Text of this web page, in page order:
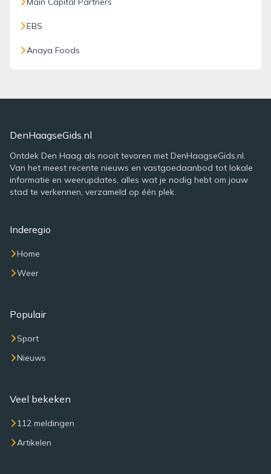
EBS
Anaya Foods
DenHaagseGids.nl
Ontdek Den Haag als nooit tevoren met DenHaagseGids.nl.
Van het meest recente nieuws en vastgoedaanbod tot lokale
informatie en weerupdates, alles wat je nodig hebt om jouw
stad te verkennen, verzameld op één plek.
Inderegio
Home
Weer
Populair
Sport
Nieuws
Veel bekeken
112 meldingen
Artikelen